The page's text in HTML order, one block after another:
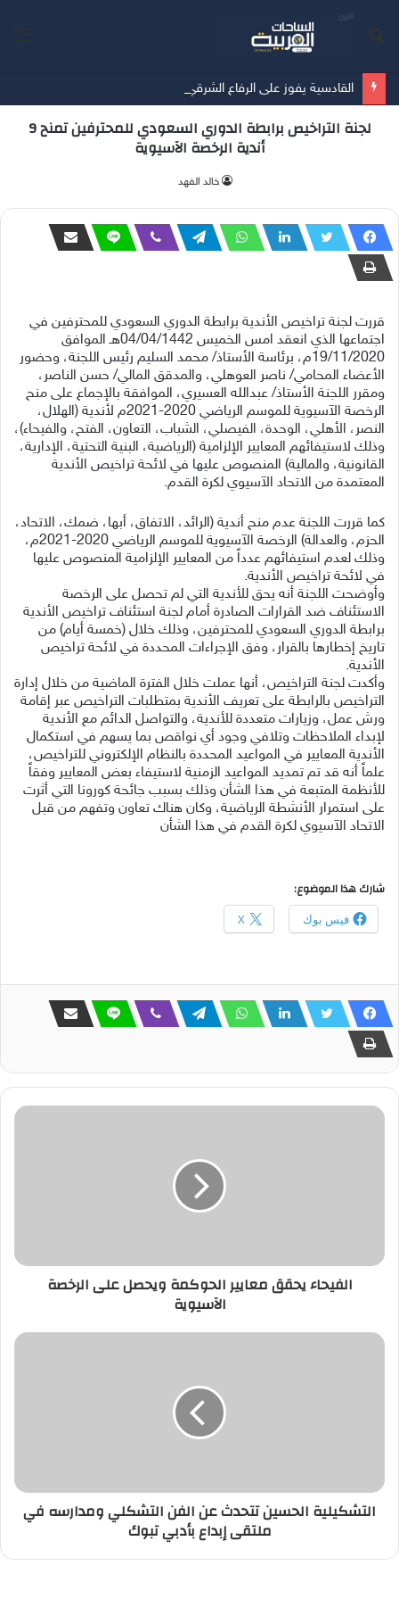
لجنة التراخيص برابطة الدوري السعودي للمحترفين تمنح 9
أندية الرخصة الآسيوية
‫خالد الفهد
قررت لجنة تراخيص الأندية برابطة الدوري السعودي للمحترفين في
اجتماعها الذي انعقد امس الخميس 04/04/1442هـ الموافق
19/11/2020م، برئاسة الأستاذ/ محمد السليم رئيس اللجنة، وحضور
الأعضاء المحامي/ ناصر العوهلي، والمدقق المالي/ حسن الناصر،
ومقرر اللجنة الأستاذ/ عبدالله العسيري، الموافقة بالإجماع على منح
الرخصة الآسيوية للموسم الرياضي 2020-2021م لأندية (الهلال،
النصر، الأهلي، الوحدة، الفيصلي، الشباب، التعاون، الفتح، والفيحاء)،
وذلك لاستيفائهم المعايير الإلزامية (الرياضية، البنية التحتية، الإدارية،
القانونية، والمالية) المنصوص عليها في لائحة تراخيص الأندية
المعتمدة من الاتحاد الآسيوي لكرة القدم.
كما قررت اللجنة عدم منح أندية (الرائد، الاتفاق، أبها، ضمك، الاتحاد،
الحزم، والعدالة) الرخصة الآسيوية للموسم الرياضي 2020-2021م،
وذلك لعدم استيفائهم عدداً من المعايير الإلزامية المنصوص عليها
في لائحة تراخيص الأندية.
وأوضحت اللجنة أنه يحق للأندية التي لم تحصل على الرخصة
الاستئناف ضد القرارات الصادرة أمام لجنة استئناف تراخيص الأندية
برابطة الدوري السعودي للمحترفين، وذلك خلال (خمسة أيام) من
تاريخ إخطارها بالقرار، وفق الإجراءات المحددة في لائحة تراخيص
الأندية.
وأكدت لجنة التراخيص، أنها عملت خلال الفترة الماضية من خلال إدارة
التراخيص بالرابطة على تعريف الأندية بمتطلبات التراخيص عبر إقامة
ورش عمل، وزيارات متعددة للأندية، والتواصل الدائم مع الأندية
لإبداء الملاحظات وتلافي وجود أي نواقص بما يسهم في استكمال
الأندية المعايير في المواعيد المحددة بالنظام الإلكتروني للتراخيص،
علماً أنه قد تم تمديد المواعيد الزمنية لاستيفاء بعض المعايير وفقاً
للأنظمة المتبعة في هذا الشأن وذلك بسبب جائحة كورونا التي أثرت
على استمرار الأنشطة الرياضية، وكان هناك تعاون وتفهم من قبل
الاتحاد الآسيوي لكرة القدم في هذا الشأن
شارك هذا الموضوع:
فيس بوك X
الفيحاء يحقق معايير الحوكمة ويحصل على الرخصة
الآسيوية
التشكيلية الحسين تتحدث عن الفن التشكلي ومدارسه في
ملتقى إبداع بأدبي تبوك